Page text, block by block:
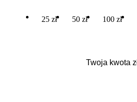
25 zł 50 zł 100 zł